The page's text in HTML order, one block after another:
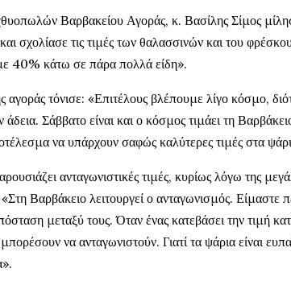
Βαρβακείου Αγοράς, κ. Βασίλης Σίμος
σχολίασε τις τιμές των θαλασσινών και του
40% κάτω σε πάρα πολλά είδη».
αγοράς τόνισε: «Επιτέλους βλέπουμε λίγο κόσμο,
Σάββατο είναι και ο κόσμος τιμάει τη
να υπάρχουν σαφώς καλύτερες τιμές στα
ανταγωνιστικές τιμές, κυρίως λόγω της
Βαρβάκειο λειτουργεί ο ανταγωνισμός. Είμαστε
μεταξύ τους. Όταν ένας κατεβάσει την τιμή
να ανταγωνιστούν. Γιατί τα ψάρια είναι